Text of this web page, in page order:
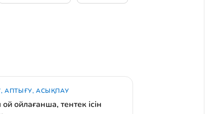
АПТЫҒУ, АСЫҚПАУ
ойлағанша, тентек ісін